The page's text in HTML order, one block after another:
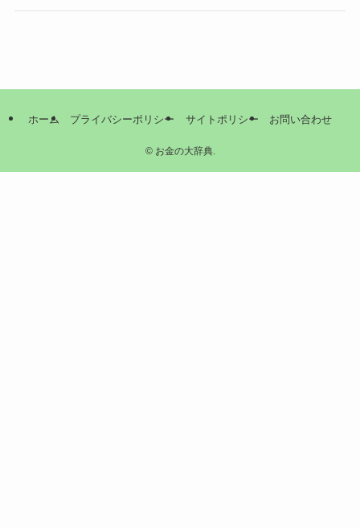
ホーム プライバシーポリシー サイトポリシー お問い合わせ
©お金の大辞典.